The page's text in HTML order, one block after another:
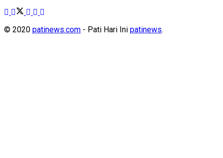
© 2020 patinews.com - Pati Hari Ini patinews.